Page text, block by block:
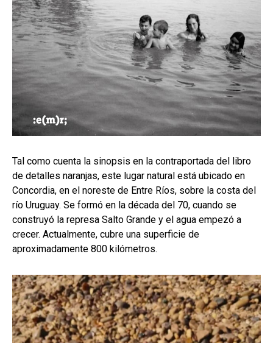
Tal como cuenta la sinopsis en la contraportada del libro
de detalles naranjas, este lugar natural está ubicado en
Concordia, en el noreste de Entre Ríos, sobre la costa del
río Uruguay. Se formó en la década del 70, cuando se
construyó la represa Salto Grande y el agua empezó a
crecer. Actualmente, cubre una superficie de
aproximadamente 800 kilómetros.